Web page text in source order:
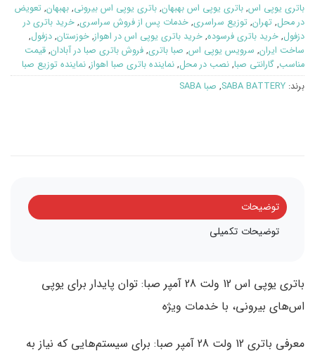
باتری یوپی اس, باتری یوپی اس بهبهان, باتری یوپی اس بیرونی, بهبهان, تعویض
در محل, تهران, توزیع سراسری, خدمات پس از فروش سراسری, خرید باتری در
دزفول, خرید باتری فرسوده, خرید باتری یوپی اس در اهواز, خوزستان, دزفول,
ساخت ایران, سرویس یوپی اس, صبا باتری, فروش باتری صبا در آبادان, قیمت
مناسب, گارانتی صبا, نصب در محل, نماینده باتری صبا اهواز, نماینده توزیع صبا
برند: SABA BATTERY
, صبا SABA
توضیحات
توضیحات تکمیلی
باتری یوپی اس 12 ولت 28 آمپر صبا: توان پایدار برای یوپی
اس‌های بیرونی، با خدمات ویژه
معرفی باتری 12 ولت 28 آمپر صبا:
برای سیستم‌هایی که نیاز به